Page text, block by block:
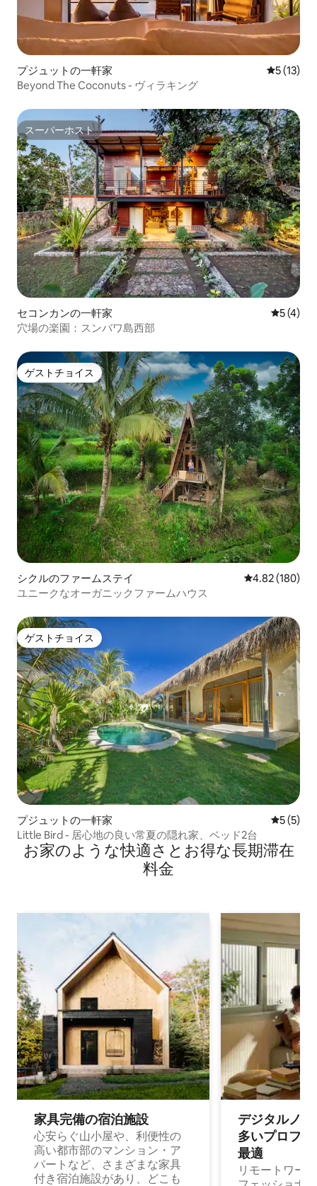
プジュットの一軒家 レビュー
5 (13)
Beyond The Coconuts - ヴィラキング
スーパーホスト
スーパーホスト
セコンカンの一軒家 レビュー
5 (4)
穴場の楽園：スンバワ島西部
ゲストチョイス
ゲストチョイス
シクルのファームステイ レビュー180
4.82 (180)
ユニークなオーガニックファームハウス
ゲストチョイス
ゲストチョイス
プジュットの一軒家 レビュー
5 (5)
Little Bird - 居心地の良い常夏の隠れ家、ベッド2台
お家のような快⁠適⁠さ⁠とお⁠得⁠な長⁠期⁠滞⁠在
料⁠金
家具完備の宿⁠泊⁠施⁠設
心安らぐ山小屋や、利便性の
高い都市部のマンション・ア
パートなど、さまざまな家具
付き宿泊施設があり、どこも
デジタルノ
多⁠いプ⁠ロ⁠フ⁠
最⁠適
リモートワー